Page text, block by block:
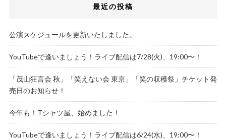
最近の投稿
公演スケジュールを更新いたしました。
YouTubeで逢いましょう！ライブ配信は7/28(火)、19:00〜！
「茂山狂言会 秋」「笑えない会 東京」「笑の収穫祭」チケット発
売日のお知らせ！
今年も！Tシャツ屋、始めました！
YouTubeで逢いましょう！ライブ配信は6/24(水)、19:00〜！